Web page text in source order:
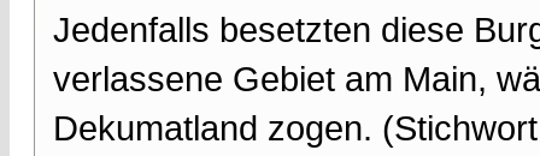
Jedenfalls besetzten diese
verlassene Gebiet am Main,
Dekumatland zogen.